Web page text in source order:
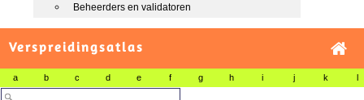
Beheerders en validatoren
Verspreidingsatlas
a b c d e f g h i j k l